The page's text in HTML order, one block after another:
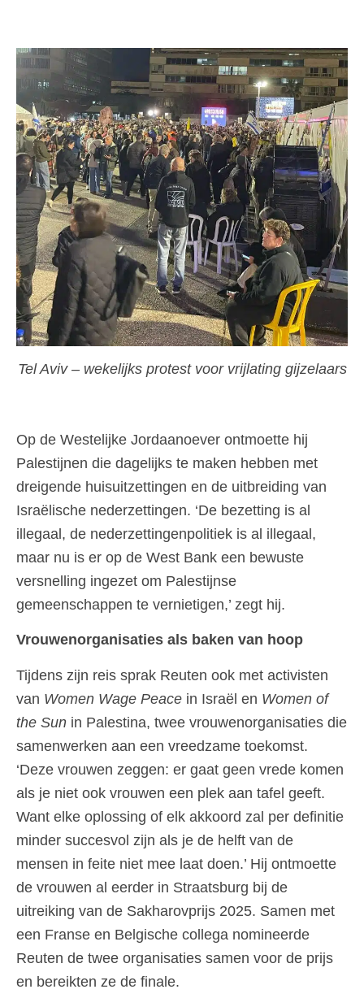
Tel Aviv – wekelijks protest voor vrijlating gijzelaars
Op de Westelijke Jordaanoever ontmoette hij
Palestijnen die dagelijks te maken hebben met
dreigende huisuitzettingen en de uitbreiding van
Israëlische nederzettingen. ‘De bezetting is al
illegaal, de nederzettingenpolitiek is al illegaal,
maar nu is er op de West Bank een bewuste
versnelling ingezet om Palestijnse
gemeenschappen te vernietigen,’ zegt hij.
Vrouwenorganisaties als baken van hoop
Tijdens zijn reis sprak Reuten ook met activisten
van Women Wage Peace in Israël en Women of
the Sun in Palestina, twee vrouwenorganisaties die
samenwerken aan een vreedzame toekomst.
‘Deze vrouwen zeggen: er gaat geen vrede komen
als je niet ook vrouwen een plek aan tafel geeft.
Want elke oplossing of elk akkoord zal per definitie
minder succesvol zijn als je de helft van de
mensen in feite niet mee laat doen.’ Hij ontmoette
de vrouwen al eerder in Straatsburg bij de
uitreiking van de Sakharovprijs 2025. Samen met
een Franse en Belgische collega nomineerde
Reuten de twee organisaties samen voor de prijs
en bereikten ze de finale.